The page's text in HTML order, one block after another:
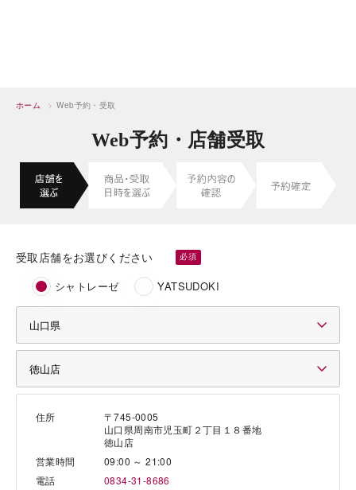
ホーム > Web予約・受取
Web予約・店舗受取
受取店舗をお選びください
シャトレーゼ YATSUDOKI
住所
〒745-0005
山口県周南市児玉町２丁目１８番地
徳山店
営業時間
09:00 ～ 21:00
電話
0834-31-8686